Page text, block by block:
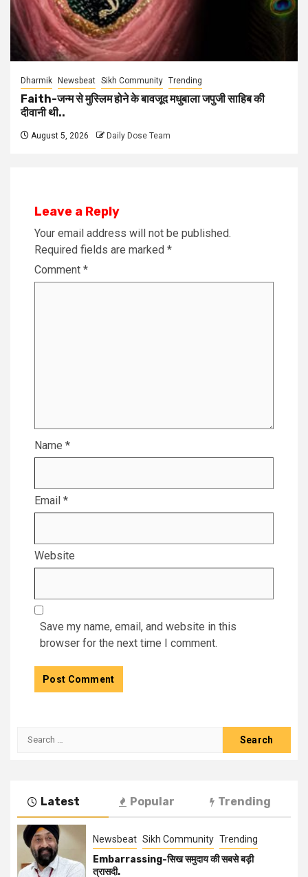
Dharmik Newsbeat Sikh Community Trending
Faith-जन्म से मुस्लिम होने के बावजूद मधुबाला जपुजी साहिब की
दीवानी थी..
August 5, 2026 Daily Dose Team
Leave a Reply
Your email address will not be published.
Required fields are marked *
Comment *
Name *
Email *
Website
Save my name, email, and website in this
browser for the next time I comment.
Latest Popular Trending
Newsbeat Sikh Community Trending
Embarrassing-सिख समुदाय की सबसे बड़ी
त्रासदी.